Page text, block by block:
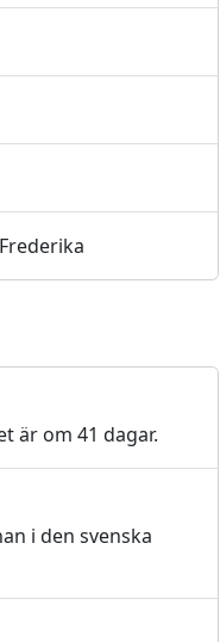
är om 41 dagar.
i den svenska